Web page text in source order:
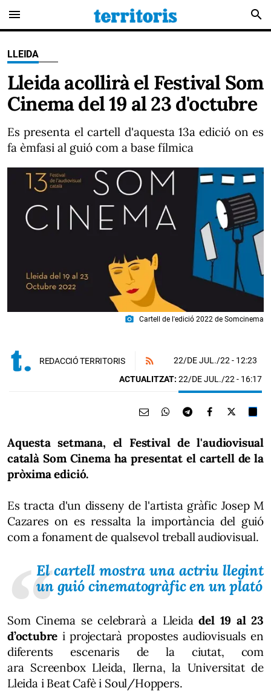
menu search
LLEIDA
Lleida acollirà el Festival Som
Cinema del 19 al 23 d'octubre
Es presenta el cartell d'aquesta 13a edició on es
fa èmfasi al guió com a base fílmica
photo_camera Cartell de l'edició 2022 de Somcinema
REDACCIÓ TERRITORIS 22/DE JUL./22 - 12:23
ACTUALITZAT: 22/DE JUL./22 - 16:17
Aquesta setmana, el Festival de l'audiovisual
català Som Cinema ha presentat el cartell de la
pròxima edició.
Es tracta d'un disseny de l'artista gràfic Josep M
Cazares on es ressalta la importància del guió
com a fonament de qualsevol treball audiovisual.
El cartell mostra una actriu llegint
un guió cinematogràfic en un plató
Som Cinema se celebrarà a Lleidadel 19 al 23
d’octubre i projectarà propostes audiovisuals en
diferents escenaris de la ciutat, com
ara Screenbox Lleida, Ilerna, la Universitat de
Lleida i Beat Cafè i Soul/Hoppers.